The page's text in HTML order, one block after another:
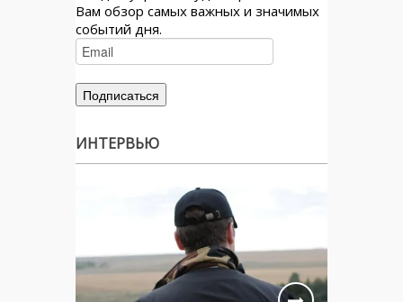
Вам обзор самых важных и значимых
событий дня.
ИНТЕРВЬЮ